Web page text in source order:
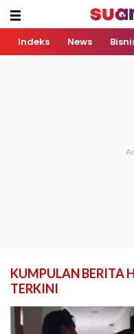
Indeks News
KUMPULAN BERITA
TERKINI